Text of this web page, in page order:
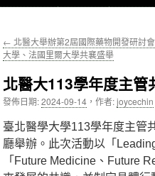
主
內
容
← 北醫大舉辦第2屆國際藥物開發研討
大學、法國里爾大學共襄盛舉
北醫大113學年度主
發佈日期:2024-09-14 ， 作者:joycechin
臺北醫學大學113學年度主管
廳舉辦。此次活動以「
「Future Medicine、Future